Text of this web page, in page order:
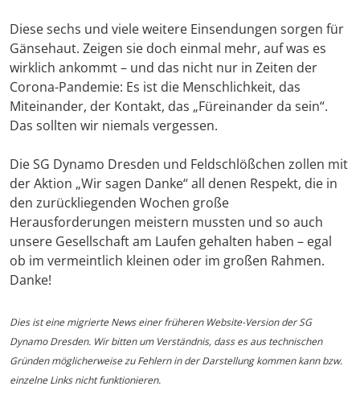
Diese sechs und viele weitere Einsendungen sorgen für
Gänsehaut. Zeigen sie doch einmal mehr, auf was es
wirklich ankommt – und das nicht nur in Zeiten der
Corona-Pandemie: Es ist die Menschlichkeit, das
Miteinander, der Kontakt, das „Füreinander da sein“.
Das sollten wir niemals vergessen.
Die SG Dynamo Dresden und Feldschlößchen zollen mit
der Aktion „Wir sagen Danke“ all denen Respekt, die in
den zurückliegenden Wochen große
Herausforderungen meistern mussten und so auch
unsere Gesellschaft am Laufen gehalten haben – egal
ob im vermeintlich kleinen oder im großen Rahmen.
Danke!
Dies ist eine migrierte News einer früheren Website-Version der SG
Dynamo Dresden. Wir bitten um Verständnis, dass es aus technischen
Gründen möglicherweise zu Fehlern in der Darstellung kommen kann bzw.
einzelne Links nicht funktionieren.